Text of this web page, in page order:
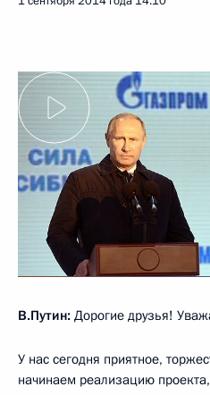
В.Путин: Дорогие друзья!
У нас сегодня приятное,
начинаем реализацию